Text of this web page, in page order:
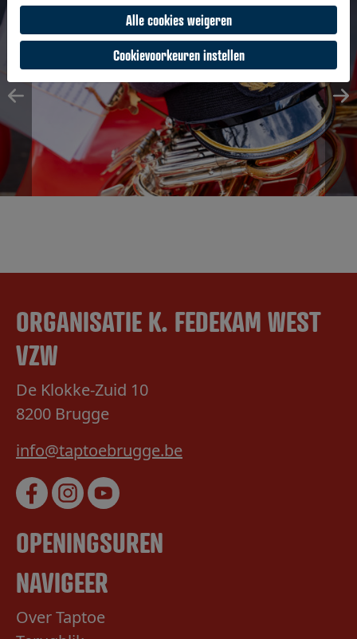
ORGANISATIE K. FEDEKAM WEST
VZW
De Klokke-Zuid 10
8200 Brugge
info@taptoebrugge.be
OPENINGSUREN
NAVIGEER
Over Taptoe
Alle cookies weigeren
Cookievoorkeuren instellen